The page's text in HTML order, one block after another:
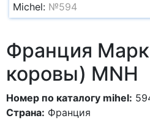
Michel: №594
Франция
коровы) MNH
Номер по каталогу mihel:
Страна: Франция